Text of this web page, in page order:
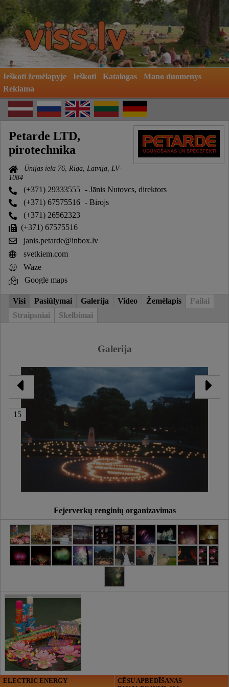
Ieškoti žemėlapyje Ieškoti Katalogas
Mano duomenys
Reklama
Petarde LTD,
pirotechnika
Ūnijas iela 76, Rīga, Latvija, LV-
1084
(+371) 29333555 - Jānis Nutovcs, direktors
(+371) 67575516 - Birojs
(+371) 26562323
(+371) 67575516
janis.petarde@inbox.lv
svetkiem.com
Waze
Google maps
Visi Pasiūlymai Galerija Video Žemėlapis
Failai
Straipsniai
Skelbimai
Galerija
15
Fejerverkų renginių organizavimas
ELECTRIC ENERGY
CĒSU APBEDĪŠANAS